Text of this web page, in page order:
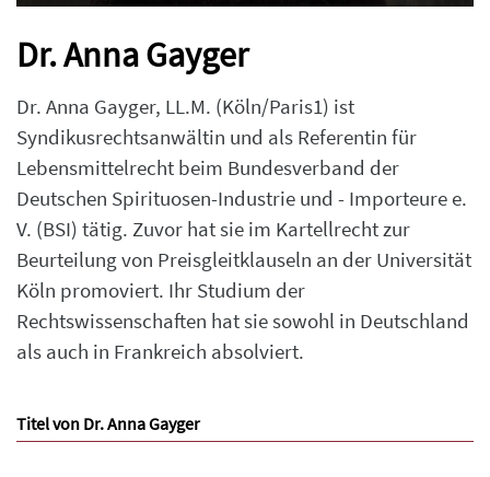
Dr. Anna Gayger
Dr. Anna Gayger, LL.M. (Köln/Paris1) ist
Syndikusrechtsanwältin und als Referentin für
Lebensmittelrecht beim Bundesverband der
Deutschen Spirituosen-Industrie und - Importeure e.
V. (BSI) tätig. Zuvor hat sie im Kartellrecht zur
Beurteilung von Preisgleitklauseln an der Universität
Köln promoviert. Ihr Studium der
Rechtswissenschaften hat sie sowohl in Deutschland
als auch in Frankreich absolviert.
Titel von Dr. Anna Gayger